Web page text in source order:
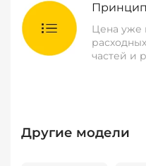
Цена уже
частей и
Другие модели